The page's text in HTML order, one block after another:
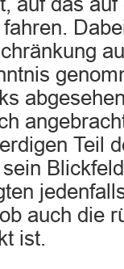
Teil
auch die
ist.